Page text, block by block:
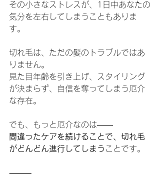
その小さなストレスが、1日中あなたの
気分を左右してしまうこともありま
す。
切れ毛は、ただの髪のトラブルではあ
りません。
見た目年齢を引き上げ、スタイリング
が決まらず、自信を奪ってしまう厄介
な存在。
でも、もっと厄介なのは——
間違ったケアを続けることで、切れ毛
がどんどん進行してしまう ことです。
⸻